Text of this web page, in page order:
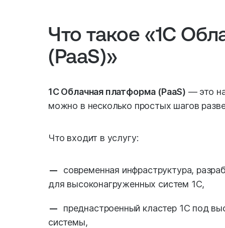
Что такое «1С
(PaaS)»
1С Облачная платформа (PaaS) — это
можно в несколько простых шагов
Что входит в услугу:
современная инфраструктура,
для высоконагруженных систем 1С,
преднастроенный кластер 1С под
системы,